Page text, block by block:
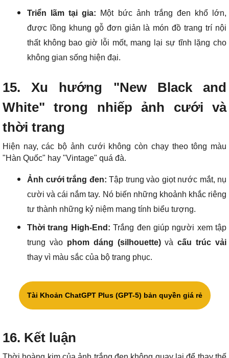
Triển lãm tại gia: Một bức ảnh trắng đen khổ lớn,
được lồng khung gỗ đơn giản là món đồ trang trí nội
thất không bao giờ lỗi mốt, mang lại sự tĩnh lặng cho
không gian sống hiện đại.
15. Xu hướng "New Black and
White" trong nhiếp ảnh cưới và
thời trang
Hiện nay, các bộ ảnh cưới không còn chạy theo tông màu
"Hàn Quốc" hay "Vintage" quá đà.
Ảnh cưới trắng đen: Tập trung vào giọt nước mắt, nụ
cười và cái nắm tay. Nó biến những khoảnh khắc riêng
tư thành những kỷ niệm mang tính biểu tượng.
Thời trang High-End: Trắng đen giúp người xem tập
trung vào phom dáng (silhouette)vàcấu trúc vải
thay vì màu sắc của bộ trang phục.
Tài Khoản ChatGPT Plus (GPT-5) bản quyền giá rẻ
16. Kết luận